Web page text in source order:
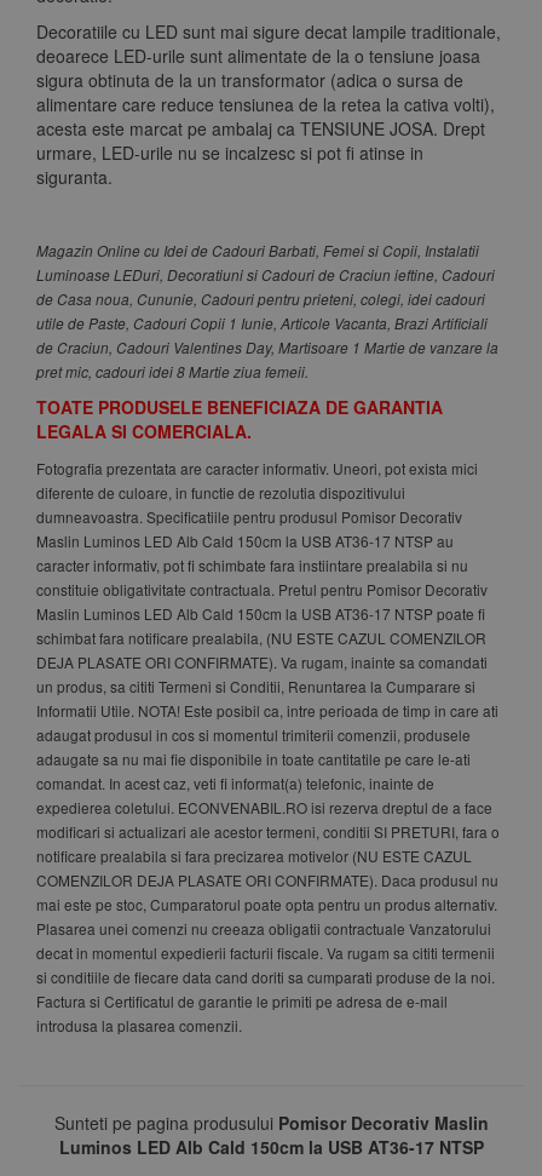
Decoratiile cu LED sunt mai sigure decat lampile traditionale,
deoarece LED-urile sunt alimentate de la o tensiune joasa
sigura obtinuta de la un transformator (adica o sursa de
alimentare care reduce tensiunea de la retea la cativa volti),
acesta este marcat pe ambalaj ca TENSIUNE JOSA. Drept
urmare, LED-urile nu se incalzesc si pot fi atinse in
siguranta.
Magazin Online cu Idei de Cadouri Barbati, Femei si Copii, Instalatii
Luminoase LEDuri, Decoratiuni si Cadouri de Craciun ieftine, Cadouri
de Casa noua, Cununie, Cadouri pentru prieteni, colegi, idei cadouri
utile de Paste, Cadouri Copii 1 Iunie, Articole Vacanta, Brazi Artificiali
de Craciun, Cadouri Valentines Day, Martisoare 1 Martie de vanzare la
pret mic, cadouri idei 8 Martie ziua femeii.
TOATE PRODUSELE BENEFICIAZA DE GARANTIA
LEGALA SI COMERCIALA.
Fotografia prezentata are caracter informativ. Uneori, pot exista mici
diferente de culoare, in functie de rezolutia dispozitivului
dumneavoastra. Specificatiile pentru produsul Pomisor Decorativ
Maslin Luminos LED Alb Cald 150cm la USB AT36-17 NTSP au
caracter informativ, pot fi schimbate fara instiintare prealabila si nu
constituie obligativitate contractuala. Pretul pentru Pomisor Decorativ
Maslin Luminos LED Alb Cald 150cm la USB AT36-17 NTSP poate fi
schimbat fara notificare prealabila, (NU ESTE CAZUL COMENZILOR
DEJA PLASATE ORI CONFIRMATE). Va rugam, inainte sa comandati
un produs, sa cititi Termeni si Conditii, Renuntarea la Cumparare si
Informatii Utile. NOTA! Este posibil ca, intre perioada de timp in care ati
adaugat produsul in cos si momentul trimiterii comenzii, produsele
adaugate sa nu mai fie disponibile in toate cantitatile pe care le-ati
comandat. In acest caz, veti fi informat(a) telefonic, inainte de
expedierea coletului. ECONVENABIL.RO isi rezerva dreptul de a face
modificari si actualizari ale acestor termeni, conditii SI PRETURI, fara o
notificare prealabila si fara precizarea motivelor (NU ESTE CAZUL
COMENZILOR DEJA PLASATE ORI CONFIRMATE). Daca produsul nu
mai este pe stoc, Cumparatorul poate opta pentru un produs alternativ.
Plasarea unei comenzi nu creeaza obligatii contractuale Vanzatorului
decat in momentul expedierii facturii fiscale. Va rugam sa cititi termenii
si conditiile de fiecare data cand doriti sa cumparati produse de la noi.
Factura si Certificatul de garantie le primiti pe adresa de e-mail
introdusa la plasarea comenzii.
Sunteti pe pagina produsului Pomisor Decorativ Maslin
Luminos LED Alb Cald 150cm la USB AT36-17 NTSP